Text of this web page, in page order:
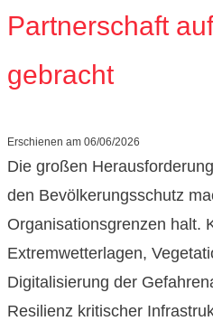
Partnerschaft
gebracht
Erschienen am 06/06/2026
Die großen
den Bevölkerungsschutz
Organisationsgrenzen halt.
Extremwetterlagen,
Digitalisierung der
Resilienz kritischer